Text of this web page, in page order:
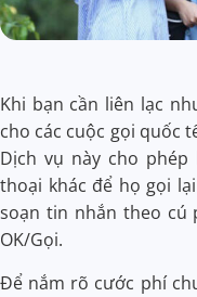
Khi bạn cần liên lạc
cho các cuộc gọi quốc
Dịch vụ này cho
thoại khác để họ gọi
soạn tin nhắn theo cú
OK/Gọi.
Để nắm rõ cước phí